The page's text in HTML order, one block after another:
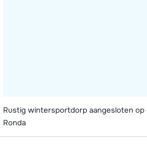
Rustig wintersportdorp aangesloten op
Ronda